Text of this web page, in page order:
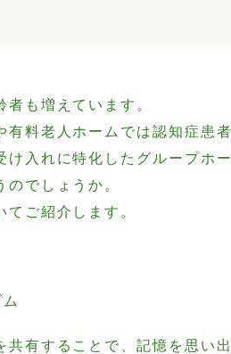
も増えています。
有料老人ホームでは認知症患
け入れに特化したグループホ
でしょうか。
ご紹介します。
共有することで、記憶を思い